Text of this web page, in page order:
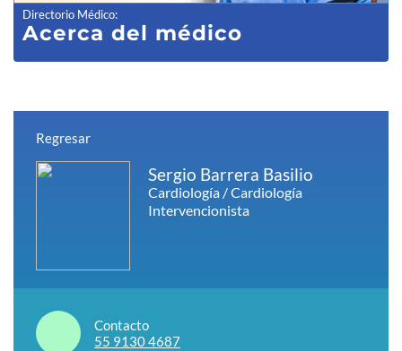
Directorio Médico:
Acerca del médico
Regresar
Sergio Barrera Basilio
Cardiología / Cardiología
Intervencionista
Contacto
55 9130 4687